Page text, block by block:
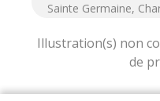
Sainte Germaine,